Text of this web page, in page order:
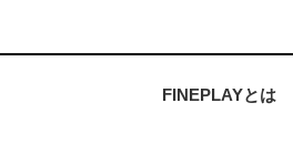
FINEPLAYとは